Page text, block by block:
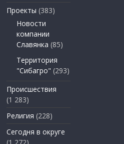
Проекты (383)
Новости
компании
Славянка (85)
Территория
"Сибагро" (293)
Происшествия
(1 283)
Религия (228)
Сегодня в округе